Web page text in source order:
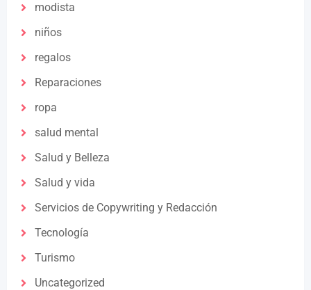
modista
niños
regalos
Reparaciones
ropa
salud mental
Salud y Belleza
Salud y vida
Servicios de Copywriting y Redacción
Tecnología
Turismo
Uncategorized